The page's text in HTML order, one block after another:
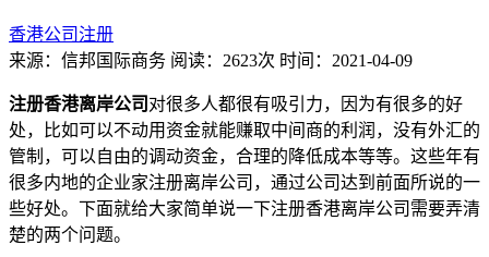
香港公司注册
来源：信邦国际商务 阅读：2623次 时间：2021-04-09
注册香港离岸公司 对很多人都很有吸引力，因为有很多的好
处，比如可以不动用资金就能赚取中间商的利润，没有外汇的
管制，可以自由的调动资金，合理的降低成本等等。这些年有
很多内地的企业家注册离岸公司，通过公司达到前面所说的一
些好处。下面就给大家简单说一下注册香港离岸公司需要弄清
楚的两个问题。